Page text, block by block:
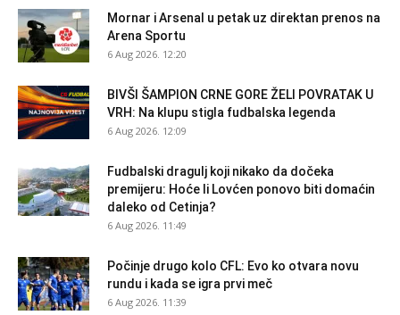
Mornar i Arsenal u petak uz direktan prenos na
Arena Sportu
6 Aug 2026. 12:20
BIVŠI ŠAMPION CRNE GORE ŽELI POVRATAK U
VRH: Na klupu stigla fudbalska legenda
6 Aug 2026. 12:09
Fudbalski dragulj koji nikako da dočeka
premijeru: Hoće li Lovćen ponovo biti domaćin
daleko od Cetinja?
6 Aug 2026. 11:49
Počinje drugo kolo CFL: Evo ko otvara novu
rundu i kada se igra prvi meč
6 Aug 2026. 11:39